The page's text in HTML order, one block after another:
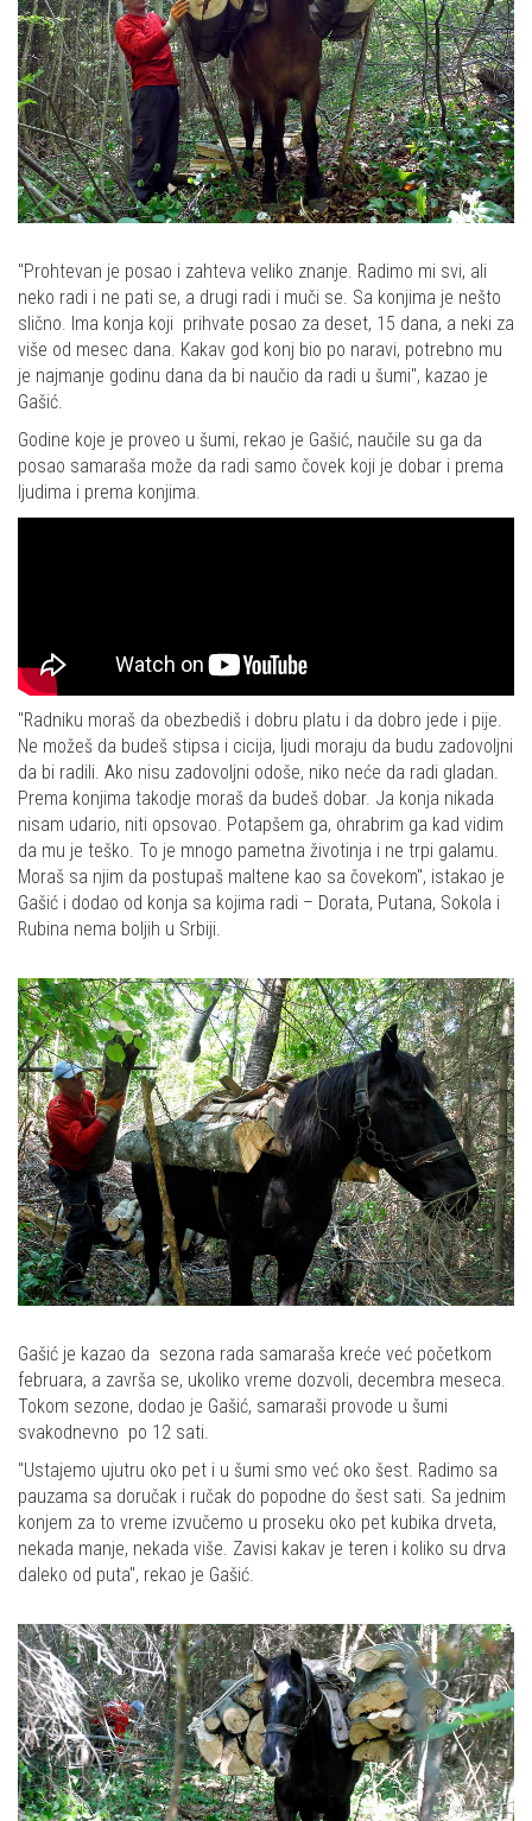
"Prohtevan je posao i zahteva veliko znanje. Radimo mi svi, ali
neko radi i ne pati se, a drugi radi i muči se. Sa konjima je nešto
slično. Ima konja koji prihvate posao za deset, 15 dana, a neki za
više od mesec dana. Kakav god konj bio po naravi, potrebno mu
je najmanje godinu dana da bi naučio da radi u šumi", kazao je
Gašić.
Godine koje je proveo u šumi, rekao je Gašić, naučile su ga da
posao samaraša može da radi samo čovek koji je dobar i prema
ljudima i prema konjima.
"Radniku moraš da obezbediš i dobru platu i da dobro jede i pije.
Ne možeš da budeš stipsa i cicija, ljudi moraju da budu zadovoljni
da bi radili. Ako nisu zadovoljni odoše, niko neće da radi gladan.
Prema konjima takodje moraš da budeš dobar. Ja konja nikada
nisam udario, niti opsovao. Potapšem ga, ohrabrim ga kad vidim
da mu je teško. To je mnogo pametna životinja i ne trpi galamu.
Moraš sa njim da postupaš maltene kao sa čovekom", istakao je
Gašić i dodao od konja sa kojima radi – Dorata, Putana, Sokola i
Rubina nema boljih u Srbiji.
Gašić je kazao da sezona rada samaraša kreće već početkom
februara, a završa se, ukoliko vreme dozvoli, decembra meseca.
Tokom sezone, dodao je Gašić, samaraši provode u šumi
svakodnevno po 12 sati.
"Ustajemo ujutru oko pet i u šumi smo već oko šest. Radimo sa
pauzama sa doručak i ručak do popodne do šest sati. Sa jednim
konjem za to vreme izvučemo u proseku oko pet kubika drveta,
nekada manje, nekada više. Zavisi kakav je teren i koliko su drva
daleko od puta", rekao je Gašić.